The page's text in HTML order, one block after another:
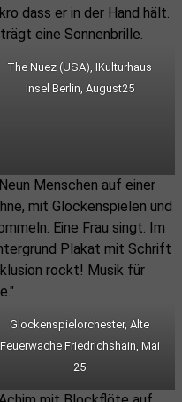
The Nuez (USA), IKulturhaus
Insel Berlin, August25
Glockenspielorchester, Alte
Feuerwache Friedrichshain, Mai
25